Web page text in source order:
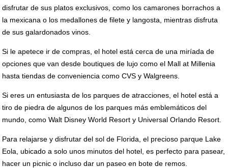
disfrutar de sus platos exclusivos, como los camarones borrachos a
la mexicana o los medallones de filete y langosta, mientras disfruta
de sus galardonados vinos.
Si le apetece ir de compras, el hotel está cerca de una miríada de
opciones que van desde boutiques de lujo como el Mall at Millenia
hasta tiendas de conveniencia como CVS y Walgreens.
Si eres un entusiasta de los parques de atracciones, el hotel está a
tiro de piedra de algunos de los parques más emblemáticos del
mundo, como Walt Disney World Resort y Universal Orlando Resort.
Para relajarse y disfrutar del sol de Florida, el precioso parque Lake
Eola, ubicado a solo unos minutos del hotel, es perfecto para pasear,
hacer un picnic o incluso dar un paseo en bote de remos.